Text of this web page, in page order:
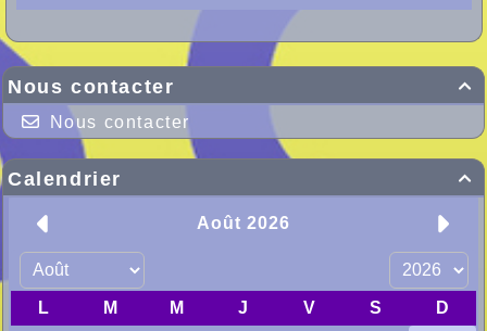

Nous contacter
Nous contacter

Calendrier